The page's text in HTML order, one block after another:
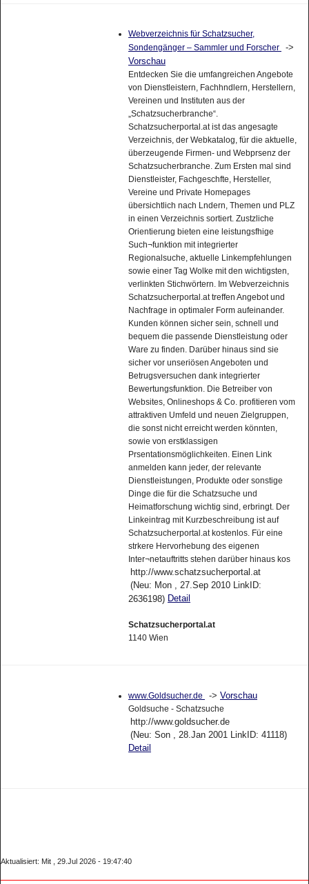
Webverzeichnis für Schatzsucher,
Sondengänger – Sammler und Forscher
->
Vorschau
Entdecken Sie die umfangreichen Angebote
von Dienstleistern, Fachhndlern, Herstellern,
Vereinen und Instituten aus der
„Schatzsucherbranche“.
Schatzsucherportal.at ist das angesagte
Verzeichnis, der Webkatalog, für die aktuelle,
überzeugende Firmen- und Webprsenz der
Schatzsucherbranche. Zum Ersten mal sind
Dienstleister, Fachgeschfte, Hersteller,
Vereine und Private Homepages
übersichtlich nach Lndern, Themen und PLZ
in einen Verzeichnis sortiert. Zustzliche
Orientierung bieten eine leistungsfhige
Such¬funktion mit integrierter
Regionalsuche, aktuelle Linkempfehlungen
sowie einer Tag Wolke mit den wichtigsten,
verlinkten Stichwörtern. Im Webverzeichnis
Schatzsucherportal.at treffen Angebot und
Nachfrage in optimaler Form aufeinander.
Kunden können sicher sein, schnell und
bequem die passende Dienstleistung oder
Ware zu finden. Darüber hinaus sind sie
sicher vor unseriösen Angeboten und
Betrugsversuchen dank integrierter
Bewertungsfunktion. Die Betreiber von
Websites, Onlineshops & Co. profitieren vom
attraktiven Umfeld und neuen Zielgruppen,
die sonst nicht erreicht werden könnten,
sowie von erstklassigen
Prsentationsmöglichkeiten. Einen Link
anmelden kann jeder, der relevante
Dienstleistungen, Produkte oder sonstige
Dinge die für die Schatzsuche und
Heimatforschung wichtig sind, erbringt. Der
Linkeintrag mit Kurzbeschreibung ist auf
Schatzsucherportal.at kostenlos. Für eine
strkere Hervorhebung des eigenen
Inter¬netauftritts stehen darüber hinaus kos
http://www.schatzsucherportal.at
(Neu: Mon , 27.Sep 2010 LinkID:
2636198) Detail
Schatzsucherportal.at
1140 Wien
www.Goldsucher.de -> Vorschau
Goldsuche - Schatzsuche
http://www.goldsucher.de
(Neu: Son , 28.Jan 2001 LinkID: 41118)
Detail
Aktualisiert: Mit , 29.Jul 2026 - 19:47:40